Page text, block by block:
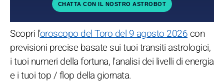
CHATTA CON IL NOSTRO ASTROBOT
Scopri l'oroscopo del Toro del 9 agosto 2026con
previsioni precise basate sui tuoi transiti astrologici,
i tuoi numeri della fortuna, l'analisi dei livelli di energia
e i tuoi top / flop della giornata.